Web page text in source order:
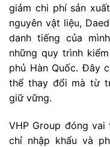
giảm chi phí sản
nguyên vật liệu,
danh tiếng của
những quy trình
phủ Hàn Quốc. Đây
thể thay đổi mà từ
giữ vững.
VHP Group đóng
chỉ nhập khẩu và